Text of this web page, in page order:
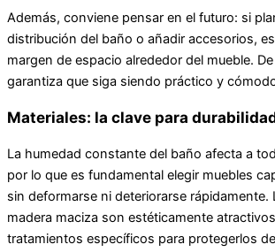
Además, conviene pensar en el futuro: si
distribución del baño o añadir accesorios,
margen de espacio alrededor del mueble.
garantiza que siga siendo práctico y
Materiales: la clave para
La humedad constante del baño afecta a
por lo que es fundamental elegir muebles
sin deformarse ni deteriorarse rápidamente.
madera maciza son estéticamente
tratamientos específicos para protegerlos